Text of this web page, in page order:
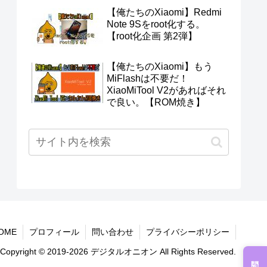
【俺たちのXiaomi】Redmi
Note 9Sをroot化する。
【root化企画 第2弾】
【俺たちのXiaomi】もう
MiFlashは不要だ！
XiaoMiTool V2があればそれ
で良い。【ROM焼き】
プロフィール 問い合わせ プライバシーポリシー
Copyright © 2019-2026 デジタルオニオン All Rights Reserved.